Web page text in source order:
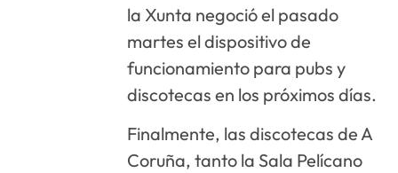
la Xunta negoció el pasado
martes el dispositivo de
funcionamiento para pubs y
discotecas en los próximos días.
Finalmente, las discotecas de A
Coruña, tanto la Sala Pelícano